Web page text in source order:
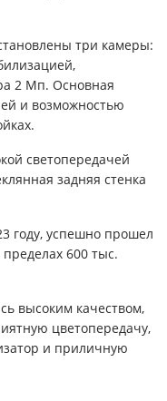
три камеры:
2 Мп. Основная
и возможностью
светопередачей
задняя стенка
году, успешно прошел
600 тыс.
высоким качеством,
цветопередачу,
и приличную